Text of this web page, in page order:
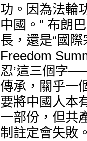
功。因為法輪
中國。” 布朗
長，還是“國
Freedom
忍’這三個字
傳承，關乎一
要將中國人本
一部份，但共
制註定會失敗